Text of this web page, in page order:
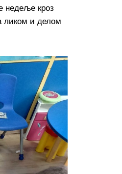
недеље кроз
ликом и делом